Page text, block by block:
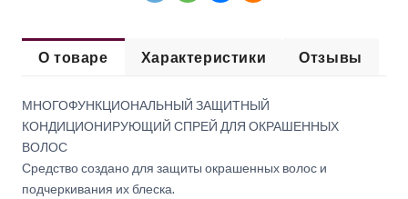
О товаре Характеристики Отзывы
МНОГОФУНКЦИОНАЛЬНЫЙ ЗАЩИТНЫЙ
КОНДИЦИОНИРУЮЩИЙ СПРЕЙ ДЛЯ ОКРАШЕННЫХ
ВОЛОС
Средство создано для защиты окрашенных волос и
подчеркивания их блеска.